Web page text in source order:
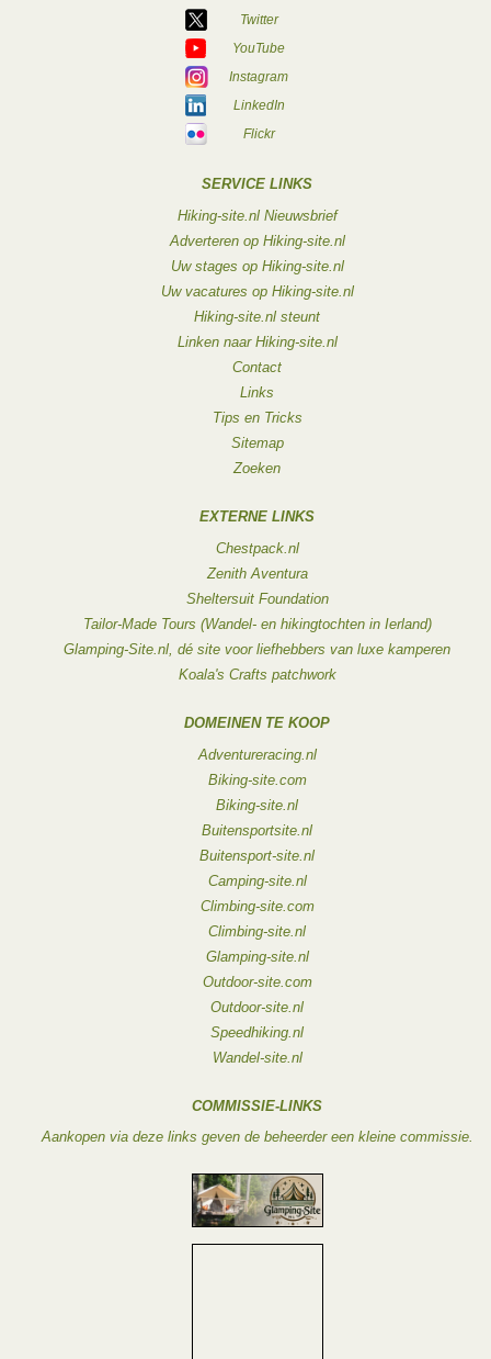
Twitter
YouTube
Instagram
LinkedIn
Flickr
SERVICE LINKS
Hiking-site.nl Nieuwsbrief
Adverteren op Hiking-site.nl
Uw stages op Hiking-site.nl
Uw vacatures op Hiking-site.nl
Hiking-site.nl steunt
Linken naar Hiking-site.nl
Contact
Links
Tips en Tricks
Sitemap
Zoeken
EXTERNE LINKS
Chestpack.nl
Zenith Aventura
Sheltersuit Foundation
Tailor-Made Tours (Wandel- en hikingtochten in Ierland)
Glamping-Site.nl, dé site voor liefhebbers van luxe kamperen
Koala's Crafts patchwork
DOMEINEN TE KOOP
Adventureracing.nl
Biking-site.com
Biking-site.nl
Buitensportsite.nl
Buitensport-site.nl
Camping-site.nl
Climbing-site.com
Climbing-site.nl
Glamping-site.nl
Outdoor-site.com
Outdoor-site.nl
Speedhiking.nl
Wandel-site.nl
COMMISSIE-LINKS
Aankopen via deze links geven de beheerder een kleine commissie.